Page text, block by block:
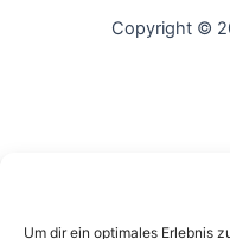
Um dir ein optimales Erlebnis
Copyright ©